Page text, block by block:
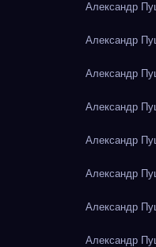
Александр
Александр
Александр
Александр
Александр
Александр
Александр
Александр